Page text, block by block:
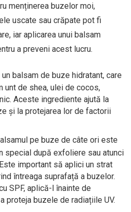
menținerea buzelor moi,
uscate sau crăpate pot fi
iar aplicarea unui balsam
a preveni acest lucru.
balsam de buze hidratant, care
unt de shea, ulei de cocos,
Aceste ingrediente ajută la
și la protejarea lor de factorii
pe buze de câte ori este
special după exfoliere sau atunci
important să aplici un strat
întreaga suprafață a buzelor.
SPF, aplică-l înainte de
proteja buzele de radiațiile UV.